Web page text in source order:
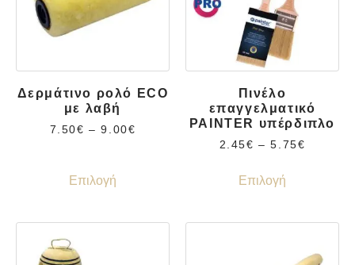
Δερμάτινο ρολό ECO
με λαβή
7.50€ – 9.00€
Επιλογή
Πινέλο
επαγγελματικό
PAINTER υπέρδιπλο
2.45€ – 5.75€
Επιλογή